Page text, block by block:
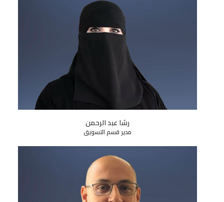
رشا عبد الرحمن
مدير قسم التسويق